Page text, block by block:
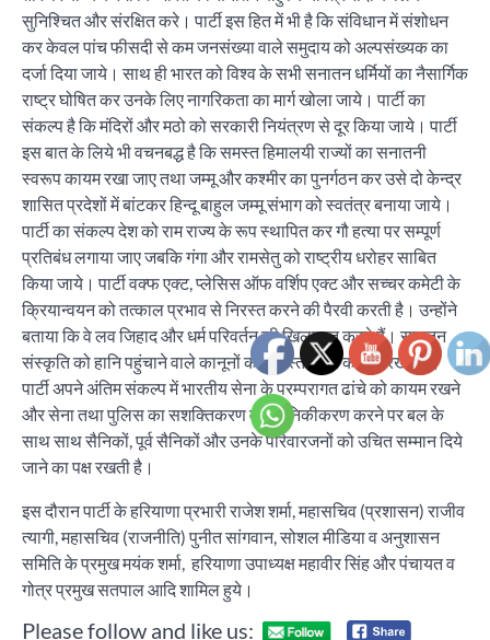
सुनिश्चित और संरक्षित करे। पार्टी इस हित में भी है कि संविधान में संशोधन
कर केवल पांच फीसदी से कम जनसंख्या वाले समुदाय को अल्पसंख्यक का
दर्जा दिया जाये। साथ ही भारत को विश्व के सभी सनातन धर्मियों का नैसार्गिक
राष्ट्र घोषित कर उनके लिए नागरिकता का मार्ग खोला जाये। पार्टी का
संकल्प है कि मंदिरों और मठो को सरकारी नियंत्रण से दूर किया जाये। पार्टी
इस बात के लिये भी वचनबद्ध है कि समस्त हिमालयी राज्यों का सनातनी
स्वरूप कायम रखा जाए तथा जम्मू और कश्मीर का पुनर्गठन कर उसे दो केन्द्र
शासित प्रदेशों में बांटकर हिन्दू बाहुल जम्मू संभाग को स्वतंत्र बनाया जाये।
पार्टी का संकल्प देश को राम राज्य के रूप स्थापित कर गौ हत्या पर सम्पूर्ण
प्रतिबंध लगाया जाए जबकि गंगा और रामसेतु को राष्ट्रीय धरोहर साबित
किया जाये। पार्टी वक्फ एक्ट, प्लेसिस ऑफ वर्शिप एक्ट और सच्चर कमेटी के
क्रियान्वयन को तत्काल प्रभाव से निरस्त करने की पैरवी करती है। उन्होंने
बताया कि वे लव जिहाद और धर्म परिवर्तन की खिलाफत करते हैं। सनातन
संस्कृति को हानि पहुंचाने वाले कानूनों को निरस्त करने का पक्ष रखते हैं।
पार्टी अपने अंतिम संकल्प में भारतीय सेना के परम्परागत ढांचे को कायम रखने
और सेना तथा पुलिस का सशक्तिकरण व आधुनिकीकरण करने पर बल के
साथ साथ सैनिकों, पूर्व सैनिकों और उनके परिवारजनों को उचित सम्मान दिये
जाने का पक्ष रखती है।
इस दौरान पार्टी के हरियाणा प्रभारी राजेश शर्मा, महासचिव (प्रशासन) राजीव
त्यागी, महासचिव (राजनीति) पुनीत सांगवान, सोशल मीडिया व अनुशासन
समिति के प्रमुख मयंक शर्मा, हरियाणा उपाध्यक्ष महावीर सिंह और पंचायत व
गोत्र प्रमुख सतपाल आदि शामिल हुये।
Please follow and like us: